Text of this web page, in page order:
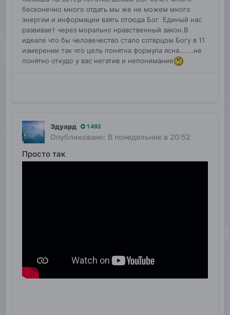
человечества нет внешнего врага
из глубокого космоса, возможно,
для того, чтобы спокойно
выполнять свою основную миссию
человечества — это жить для друг
друга, для созидания не только
бесконечно много отдать мы же не можем много
энергии и информации взять отсюда Бог Единый нас
развивает через морально нравственный закон.В
идеале что бы человечество стало сотврцом Богу в 11
измерении так что цель понятна формула ясна.......не
понятно откудо у вас негатив и непонимание
Эдуард 1 492
Опубликовано: В понедельник в 20:52
Просто так